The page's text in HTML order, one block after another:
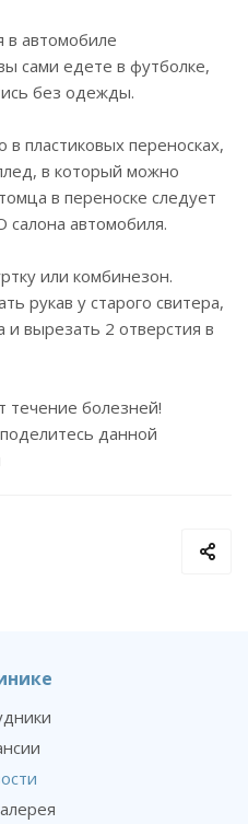
в автомобиле
сами едете в футболке,
без одежды.
пластиковых переносках,
в который можно
в переноске следует
автомобиля.
или комбинезон.
рукав у старого свитера,
вырезать 2 отверстия в
течение болезней!
данной